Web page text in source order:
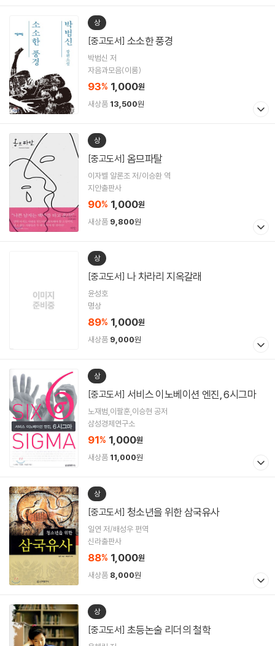
상
[중고도서] 소소한 풍경
박범신 저
자음과모음(이룸)
93% 1,000원
새상품 13,500원
상
[중고도서] 옴므파탈
이자벨 알론조 저/이승환 역
지안출판사
90% 1,000원
새상품 9,800원
상
[중고도서] 나 차라리 지옥갈래
윤성호
명상
89% 1,000원
새상품 9,000원
상
[중고도서] 서비스 이노베이션 엔진, 6시그마
노재범,이팔훈,이승현 공저
삼성경제연구소
91% 1,000원
새상품 11,000원
상
[중고도서] 청소년을 위한 삼국유사
일연 저/배성우 편역
신라출판사
88% 1,000원
새상품 8,000원
상
[중고도서] 초등논술 리더의 철학